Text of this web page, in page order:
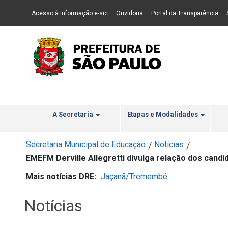
Ir ao Conteúdo Ir para menu principal 2 Ir para busca
Acesso à informação e-sic(Link para um novo sítio)
Ouvidoria (Link para um novo sítio)
Portal da Transparência
A Secretaria Etapas e Modalidades
Secretaria Municipal de Educação / Notícias /
EMEFM Derville Allegretti divulga relação dos
Mais notícias DRE: Jaçanã/Tremembé
Notícias